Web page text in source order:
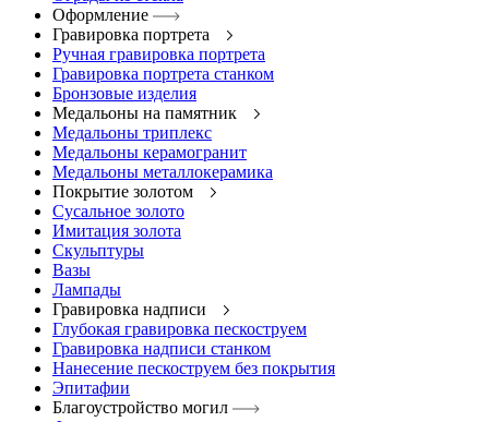
Оформление
Гравировка портрета
Ручная гравировка портрета
Гравировка портрета станком
Бронзовые изделия
Медальоны на памятник
Медальоны триплекс
Медальоны керамогранит
Медальоны металлокерамика
Покрытие золотом
Сусальное золото
Имитация золота
Скульптуры
Вазы
Лампады
Гравировка надписи
Глубокая гравировка пескоструем
Гравировка надписи станком
Нанесение пескоструем без покрытия
Эпитафии
Благоустройство могил